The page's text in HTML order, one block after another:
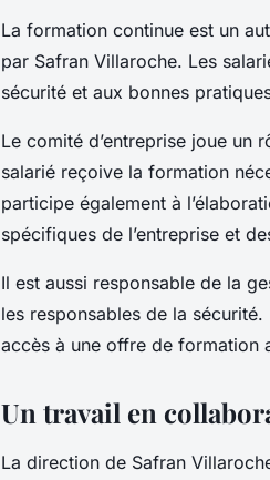
La formation continue est un
par Safran Villaroche. Les
sécurité et aux bonnes
Le comité d’entreprise joue un
salarié reçoive la formation
participe également à
spécifiques de l’entreprise et
Il est aussi responsable de la
les responsables de la sécurité.
accès à une offre de formation
Un travail en
La direction de Safran